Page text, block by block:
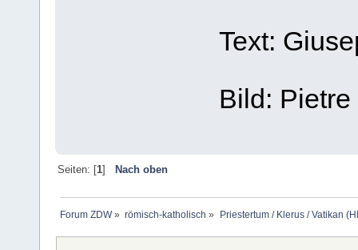
Text:
Bild:
Seiten: [1] Nach oben
Forum ZDW» römisch-katholisch » Priestertum / Klerus / Vatikan